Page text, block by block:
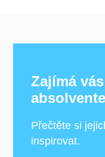
Zajímá
Přečtěte si
inspirovat.